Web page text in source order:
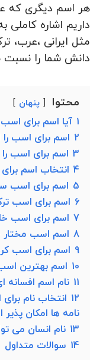
هر اسم دیگری که
داریم اشاره
مثل ایرانی ،عرب،
دانش شما را نسبت
محتوا پنهان
1 آیا اسم برای
2 اسم برای اسب را
3 اسم برای اسب
4 انتخاب اسم
5 اسم برای اسب
6 اسم برای اسب
7 اسم برای اسب
8 اسم اسب مختار
9 اسم برای اسب
10 اسم بهترین
11 نام اسم افسانه
12 انتخاب نام
نامه ها امکان
13 نام انسان می
14 سوالات متداول